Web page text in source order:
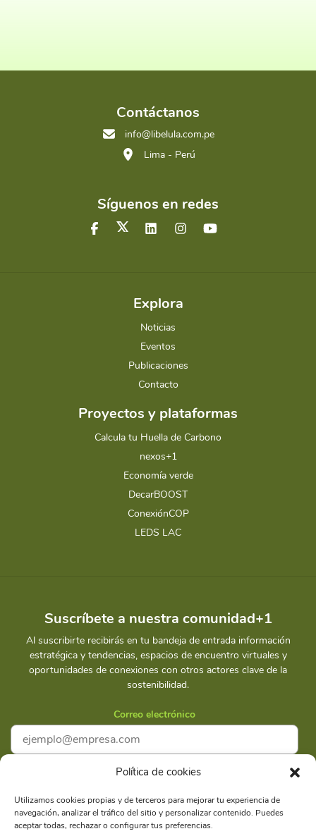
Política de cookies
Utilizamos cookies propias y de terceros para mejorar tu experiencia de
navegación, analizar el tráfico del sitio y personalizar contenido. Puedes
aceptar todas, rechazar o configurar tus preferencias.
Contáctanos
info@libelula.com.pe
Lima - Perú
Síguenos en redes
Explora
Noticias
Eventos
Publicaciones
Contacto
Proyectos y plataformas
Calcula tu Huella de Carbono
nexos+1
Economía verde
DecarBOOST
ConexiónCOP
LEDS LAC
Suscríbete a nuestra comunidad+1
Al suscribirte recibirás en tu bandeja de entrada información
estratégica y tendencias, espacios de encuentro virtuales y
oportunidades de conexiones con otros actores clave de la
sostenibilidad.
Correo electrónico
Suscríbete